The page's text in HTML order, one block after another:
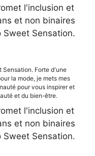
l'inclusion et
et non binaires
Sweet Sensation.
Sensation. Forte d'une
la mode, je mets mes
pour vous inspirer et
et du bien-être.
l'inclusion et
et non binaires
Sweet Sensation.